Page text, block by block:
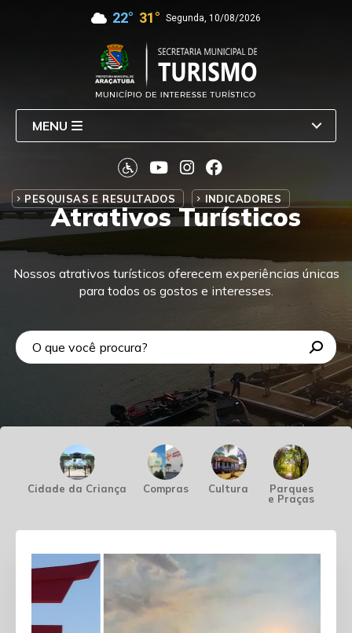
22° 31° Segunda, 10/08/2026
MENU
PESQUISAS E RESULTADOS INDICADORES
Atrativos Turísticos
Nossos atrativos turísticos oferecem experiências únicas
para todos os gostos e interesses.
Cidade da Criança Compras Cultura
Parques
e Praças